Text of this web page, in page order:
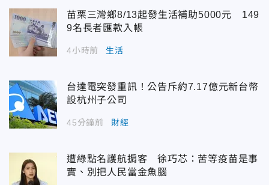
苗栗三灣鄉8/13起發生活補助5000元 149
9名長者匯款入帳
4小時前 生活
台達電突發重訊！公告斥約7.17億元新台幣
設杭州子公司
45分鐘前 財經
遭綠點名護航掮客 徐巧芯：苦等疫苗是事
實、別把人民當金魚腦